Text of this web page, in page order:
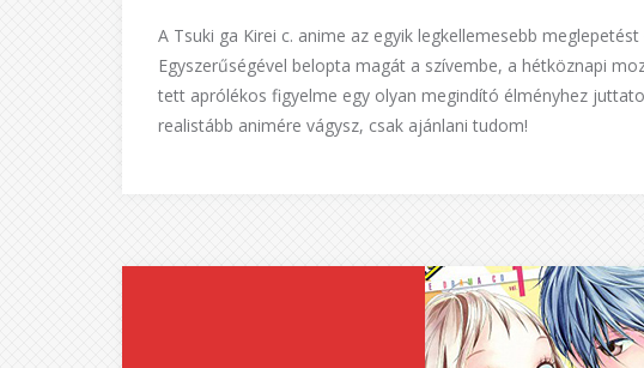
A Tsuki ga Kirei c. anime az egyik legkellemesebb
Egyszerűségével belopta magát a szívembe, a hétköznapi
tett aprólékos figyelme egy olyan megindító élményhez
realistább animére vágysz, csak ajánlani tudom!